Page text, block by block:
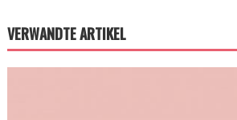
VERWANDTE ARTIKEL